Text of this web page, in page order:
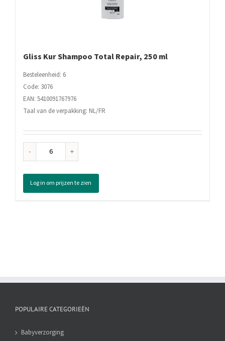
Gliss Kur Shampoo Total Repair, 250 ml
Besteleenheid: 6
Code: 3076
EAN: 5410091767976
Taal van de verpakking: NL/FR
Gliss
Shampoo
Total
Repair,
Log in om prijzen te zien
POPULAIRE CATEGORIEËN
Babyverzorging